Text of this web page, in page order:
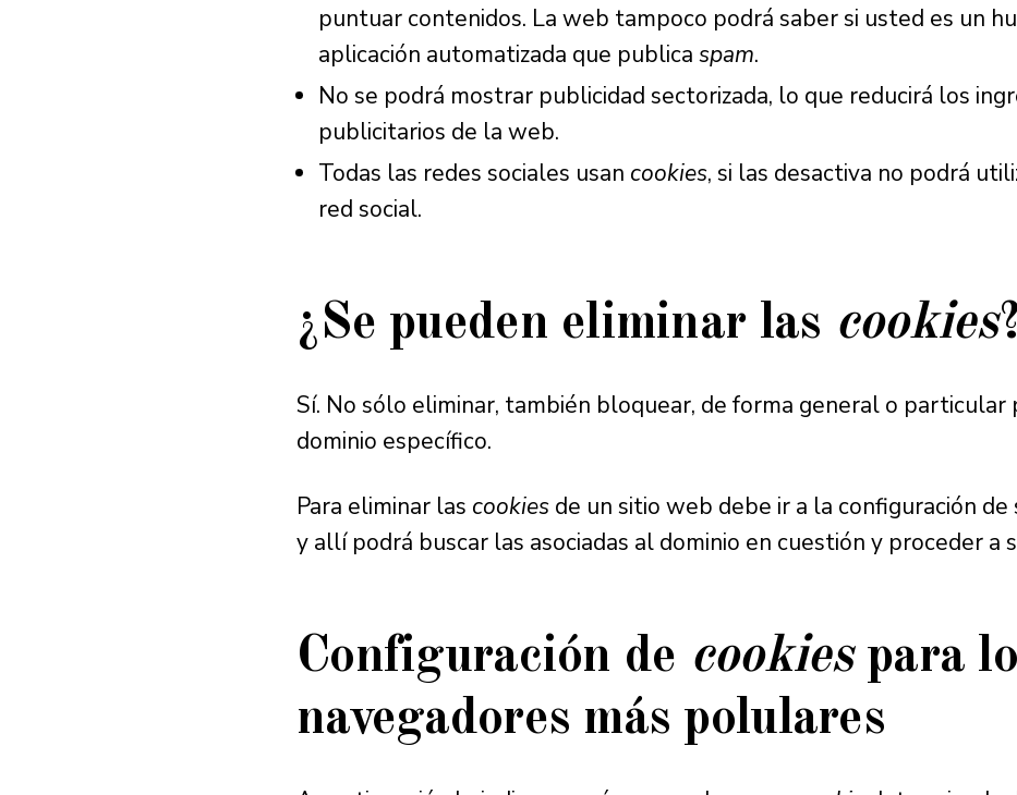
puntuar contenidos. La web tampoco podrá saber si usted es un
aplicación automatizada que publica spam.
No se podrá mostrar publicidad sectorizada, lo que reducirá los
publicitarios de la web.
Todas las redes sociales usan cookies, si las desactiva no podrá
red social.
¿Se pueden eliminar las cookies?
Sí. No sólo eliminar, también bloquear, de forma general o particular
dominio específico.
Para eliminar las cookies de un sitio web debe ir a la configuración de
y allí podrá buscar las asociadas al dominio en cuestión y proceder a
Configuración de cookiespara
navegadores más polulares